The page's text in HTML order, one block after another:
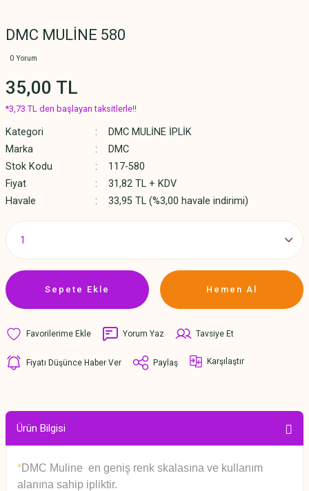
DMC MULİNE 580
0 Yorum
35,00 TL
*3,73 TL den başlayan taksitlerle!!
Kategori
DMC MULİNE İPLİK
Marka
DMC
Stok Kodu
117-580
Fiyat
31,82 TL + KDV
Havale
33,95 TL (%3,00 havale indirimi)
Sepete Ekle Hemen Al
Yorum Yaz Tavsiye Et
Fiyatı Düşünce Haber Ver Paylaş Karşılaştır
Ürün Bilgisi
*DMC Muline en geniş renk skalasına ve kullanım
alanına sahip ipliktir.